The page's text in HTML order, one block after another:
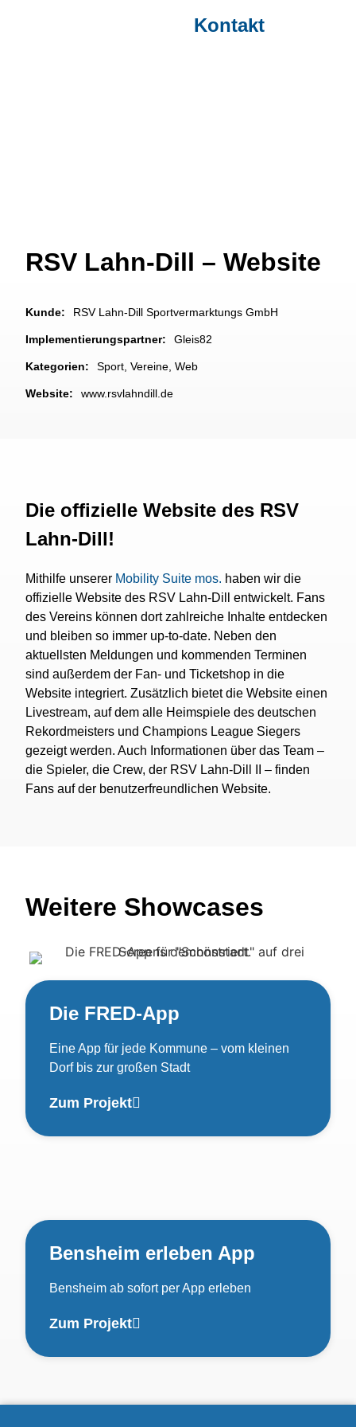
Kontakt
RSV Lahn-Dill – Website
Kunde: RSV Lahn-Dill Sportvermarktungs GmbH
Implementierungspartner: Gleis82
Kategorien: Sport ,Vereine ,Web
Website: www.rsvlahndill.de
Die offizielle Website des RSV
Lahn-Dill!
Mithilfe unserer Mobility Suite mos. haben wir die
offizielle Website des RSV Lahn-Dill entwickelt. Fans
des Vereins können dort zahlreiche Inhalte entdecken
und bleiben so immer up-to-date. Neben den
aktuellsten Meldungen und kommenden Terminen
sind außerdem der Fan- und Ticketshop in die
Website integriert. Zusätzlich bietet die Website einen
Livestream, auf dem alle Heimspiele des deutschen
Rekordmeisters und Champions League Siegers
gezeigt werden. Auch Informationen über das Team –
die Spieler, die Crew, der RSV Lahn-Dill II – finden
Fans auf der benutzerfreundlichen Website.
Weitere Showcases
Die FRED-App
Eine App für jede Kommune – vom kleinen
Dorf bis zur großen Stadt
Zum Projekt
Bensheim erleben App
Bensheim ab sofort per App erleben
Zum Projekt